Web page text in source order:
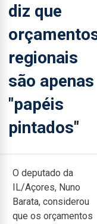
diz que
regionais
são apenas
"papéis
pintados"
O deputado da
IL/Açores, Nuno
Barata, considerou
que os orçamentos